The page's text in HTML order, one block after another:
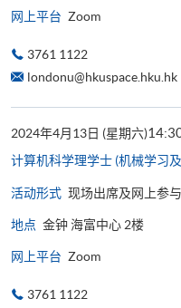
网上平台 Zoom
3761 1122
londonu@hkuspace.hku.hk
2024年4月13日 (星期六)
计算机科学理学士 (机械学习
活动形式 现场出席及网上参与
地点 金钟 海富中心 2楼
网上平台 Zoom
3761 1122